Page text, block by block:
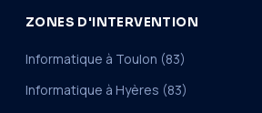
ZONES D'INTERVENTION
Informatique à Toulon (83)
Informatique à Hyères (83)